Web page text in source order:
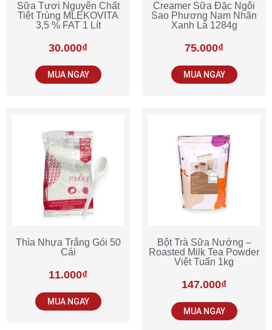
Sữa Tươi Nguyên Chất
Tiệt Trùng MLEKOVITA
3,5 % FAT 1 Lít
30.000₫
MUA NGAY
Creamer Sữa Đặc Ngôi
Sao Phương Nam Nhãn
Xanh Lá 1284g
75.000₫
MUA NGAY
Thìa Nhựa Trắng Gói 50
Cái
11.000₫
MUA NGAY
Bột Trà Sữa Nướng –
Roasted Milk Tea Powder
Việt Tuấn 1kg
147.000₫
MUA NGAY